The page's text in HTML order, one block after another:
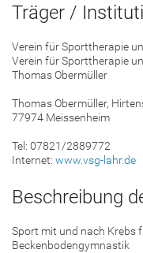
Träger /
Verein für Sporttherapie
Verein für Sporttherapie
Thomas Obermüller
Thomas Obermüller,
77974 Meissenheim
Tel: 07821/2889772
Internet: www.vsg-lahr.de
Beschreibung
Sport mit und nach Krebs
Beckenbodengymnastik